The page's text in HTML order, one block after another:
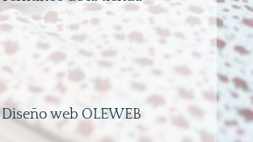
Diseño web OLEWEB